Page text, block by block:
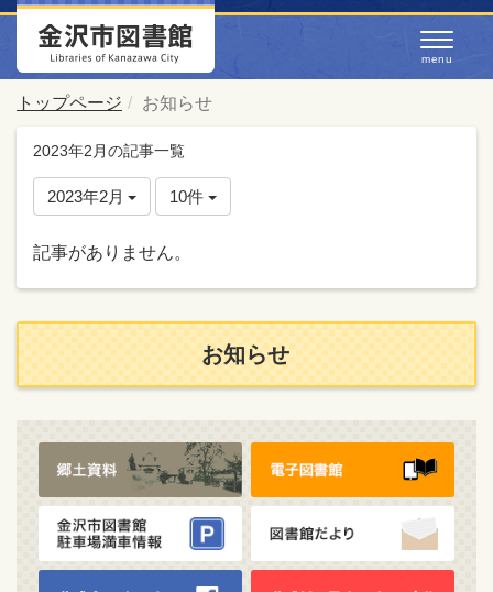
トップページ お知らせ
2023年2月の記事一覧
2023年2月 10件
記事がありません。
お知らせ